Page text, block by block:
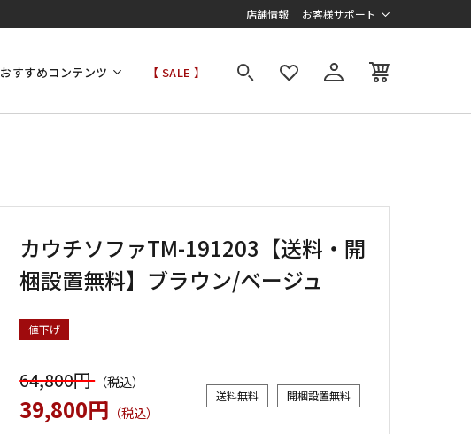
店舗情報 お客様サポート
おすすめコンテンツ 【 SALE 】
カウチソファTM-191203【送料・開
梱設置無料】ブラウン/ベージュ
値下げ
64,800円（税込）
39,800円 （税込）
送料無料 開梱設置無料